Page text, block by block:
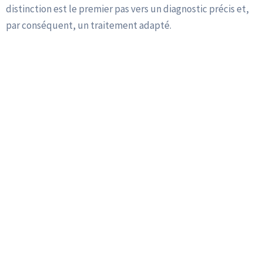
distinction est le premier pas vers un diagnostic précis et,
par conséquent, un traitement adapté.